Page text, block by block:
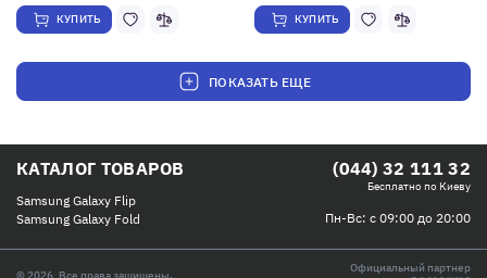
КУПИТЬ КУПИТЬ
ПОКАЗАТЬ ЕЩЕ
КАТАЛОГ ТОВАРОВ
Samsung Galaxy Flip
Samsung Galaxy Fold
(044) 32 111 32
Бесплатно по Киеву
Пн-Вс: с 09:00 до 20:00
© 2026, Все права защищены.
Официальный партнер